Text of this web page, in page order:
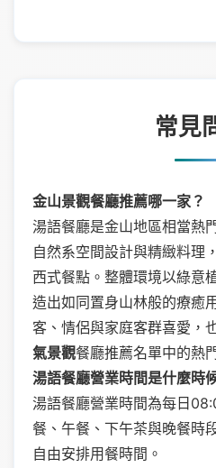
常見
金山景觀餐廳推薦哪一家？
湯語餐廳是金山地區相當熱
自然系空間設計與精緻料理
西式餐點。整體環境以綠意
造出如同置身山林般的療癒
客、情侶與家庭客群喜愛，
氣景觀餐廳推薦名單中的熱
湯語餐廳營業時間是什麼時
湯語餐廳營業時間為每日
餐、午餐、下午茶與晚餐時
自由安排用餐時間。